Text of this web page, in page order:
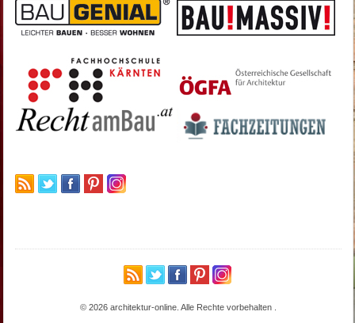
© 2026 architektur-online. Alle Rechte vorbehalten .